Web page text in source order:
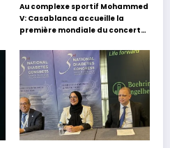
Au complexe sportif Mohammed
V: Casablanca accueille la
première mondiale du concert